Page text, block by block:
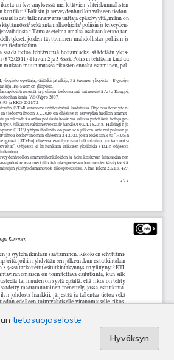
tietosuojaseloste
Hyväksyn